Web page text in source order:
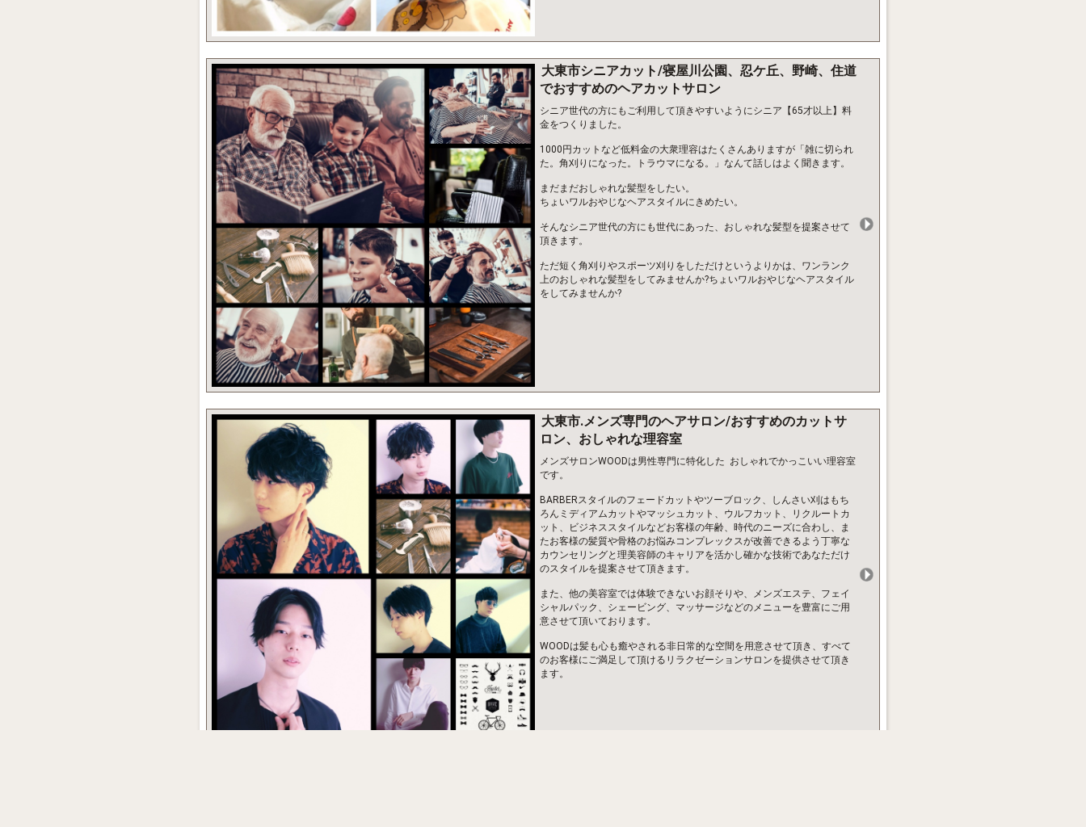
大東市シニアカット/寝屋川公園、忍ケ丘、野崎、住道
でおすすめのヘアカットサロン
シニア世代の方にもご利用して頂きやすいようにシニア【65才以上】料
金をつくりました。
1000円カットなど低料金の大衆理容はたくさんありますが「雑に切られ
た。角刈りになった。トラウマになる。」なんて話しはよく聞きます。
まだまだおしゃれな髪型をしたい。
ちょいワルおやじなヘアスタイルにきめたい。
そんなシニア世代の方にも世代にあった、おしゃれな髪型を提案させて
頂きます。
ただ短く角刈りやスポーツ刈りをしただけというよりかは、ワンランク
上のおしゃれな髪型をしてみませんか?ちょいワルおやじなヘアスタイル
をしてみませんか?
大東市.メンズ専門のヘアサロン/おすすめのカットサ
ロン、おしゃれな理容室
メンズサロンWOODは男性専門に特化した おしゃれでかっこいい理容室
です。
BARBERスタイルのフェードカットやツーブロック、しんさい刈はもち
ろんミディアムカットやマッシュカット、ウルフカット、リクルートカ
ット、ビジネススタイルなどお客様の年齢、時代のニーズに合わし、ま
たお客様の髪質や骨格のお悩みコンプレックスが改善できるよう丁寧な
カウンセリングと理美容師のキャリアを活かし確かな技術であなただけ
のスタイルを提案させて頂きます。
また、他の美容室では体験できないお顔そりや、メンズエステ、フェイ
シャルパック、シェービング、マッサージなどのメニューを豊富にご用
意させて頂いております。
WOODは髪も心も癒やされる非日常的な空間を用意させて頂き、すべて
のお客様にご満足して頂けるリラクゼーションサロンを提供させて頂き
ます。